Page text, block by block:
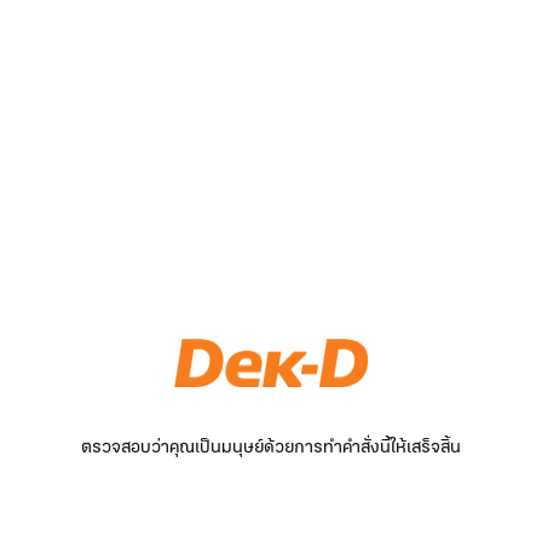
ตรวจสอบว่าคุณเป็นมนุษย์ด้วยการทำคำสั่งนี้ให้เสร็จสิ้น